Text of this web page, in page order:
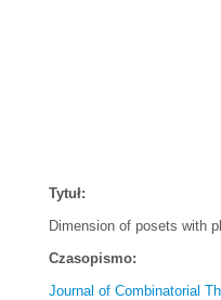
Tytuł:
Dimension of posets with
Czasopismo:
Journal of Combinatorial